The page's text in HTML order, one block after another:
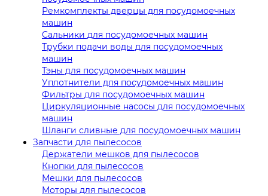
Ремкомплекты дверцы для посудомоечных
машин
Сальники для посудомоечных машин
Трубки подачи воды для посудомоечных
машин
Тэны для посудомоечных машин
Уплотнители для посудомоечных машин
Фильтры для посудомоечных машин
Циркуляционные насосы для посудомоечных
машин
Шланги сливные для посудомоечных машин
Запчасти для пылесосов
Держатели мешков для пылесосов
Кнопки для пылесосов
Мешки для пылесосов
Моторы для пылесосов